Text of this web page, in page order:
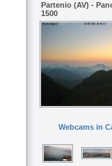
Partenio (AV) -
1500
Webcams in